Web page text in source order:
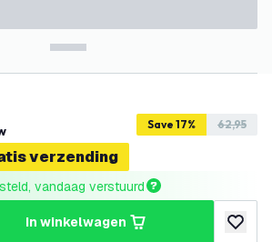
Save 17% 62,95
verzending
vandaag verstuurd
in winkelwagen